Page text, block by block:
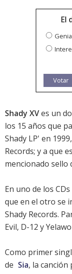
El
Votar
Shady XVes un
los 15 años que
Shady LP' en
Records; y a que
mencionado sello
En uno de los
que en el otro se
Shady Records.
Evil, D-12 y
Como primer
de Sia, la canción